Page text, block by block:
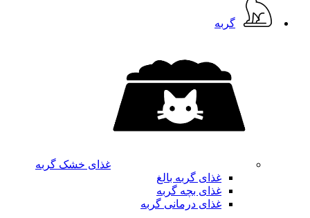
گربه
غذای خشک گربه
غذای گربه بالغ
غذای بچه گربه
غذای درمانی گربه